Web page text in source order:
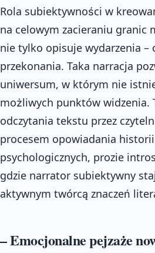
Rola subiektywności w
na celowym zacieraniu granic
nie tylko opisuje wydarzenia –
przekonania. Taka narracja
uniwersum, w którym nie
możliwych punktów widzenia.
odczytania tekstu przez
procesem opowiadania
psychologicznych, prozie
gdzie narrator subiektywny
aktywnym twórcą znaczeń
– Emocjonalne pejzaże